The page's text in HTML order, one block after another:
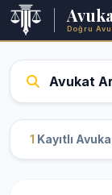
Doğru
Avukat
1 Kayıtlı